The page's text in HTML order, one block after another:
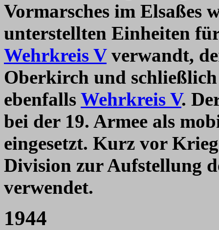
Vormarsches im Elsaßes
unterstellten Einheiten
Wehrkreis Vverwandt,
Oberkirch und
ebenfalls Wehrkreis V.
bei der 19. Armee als
eingesetzt. Kurz vor
Division zur Aufstellung
verwendet.
1944